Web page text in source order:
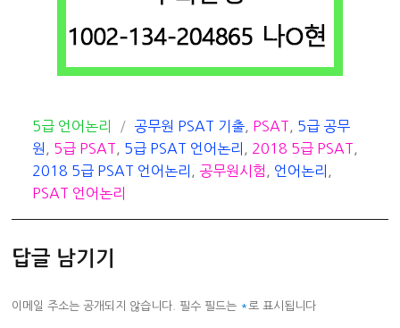
카
테
고
리
5급 언어논리
태
그
공무원 PSAT 기출, PSAT
5급 공무
원
5급 PSAT 5급 PSAT 언어논리 2018 5급 PSAT
2018 5급 PSAT 언어논리
공무원시험 언어논리
PSAT 언어논리
답글 남기기
이메일 주소는 공개되지 않습니다. 필수 필드는 * 로 표시됩니다